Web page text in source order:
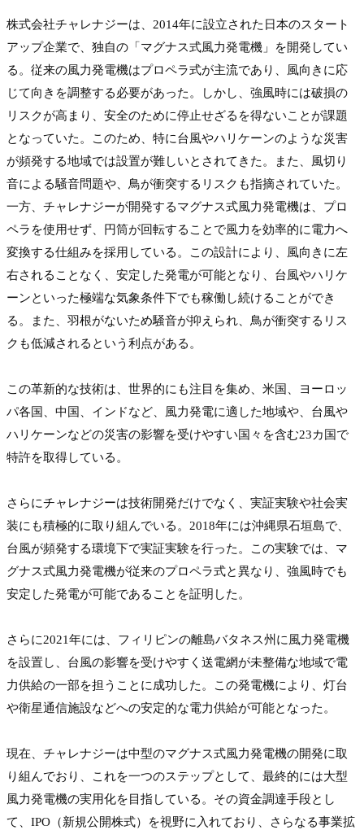
株式会社チャレナジーは、2014年に設立された日本のスタート
アップ企業で、独自の「マグナス式風力発電機」を開発してい
る。従来の風力発電機はプロペラ式が主流であり、風向きに応
じて向きを調整する必要があった。しかし、強風時には破損の
リスクが高まり、安全のために停止せざるを得ないことが課題
となっていた。このため、特に台風やハリケーンのような災害
が頻発する地域では設置が難しいとされてきた。また、風切り
音による騒音問題や、鳥が衝突するリスクも指摘されていた。
一方、チャレナジーが開発するマグナス式風力発電機は、プロ
ペラを使用せず、円筒が回転することで風力を効率的に電力へ
変換する仕組みを採用している。この設計により、風向きに左
右されることなく、安定した発電が可能となり、台風やハリケ
ーンといった極端な気象条件下でも稼働し続けることができ
る。また、羽根がないため騒音が抑えられ、鳥が衝突するリス
クも低減されるという利点がある。
この革新的な技術は、世界的にも注目を集め、米国、ヨーロッ
パ各国、中国、インドなど、風力発電に適した地域や、台風や
ハリケーンなどの災害の影響を受けやすい国々を含む23カ国で
特許を取得している。
さらにチャレナジーは技術開発だけでなく、実証実験や社会実
装にも積極的に取り組んでいる。2018年には沖縄県石垣島で、
台風が頻発する環境下で実証実験を行った。この実験では、マ
グナス式風力発電機が従来のプロペラ式と異なり、強風時でも
安定した発電が可能であることを証明した。
さらに2021年には、フィリピンの離島バタネス州に風力発電機
を設置し、台風の影響を受けやすく送電網が未整備な地域で電
力供給の一部を担うことに成功した。この発電機により、灯台
や衛星通信施設などへの安定的な電力供給が可能となった。
現在、チャレナジーは中型のマグナス式風力発電機の開発に取
り組んでおり、これを一つのステップとして、最終的には大型
風力発電機の実用化を目指している。その資金調達手段とし
て、IPO（新規公開株式）を視野に入れており、さらなる事業拡